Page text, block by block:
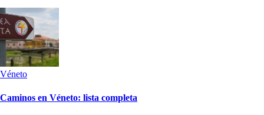
Véneto
Caminos en Véneto: lista completa